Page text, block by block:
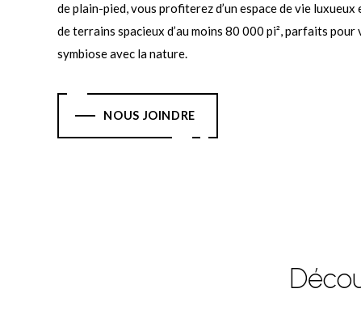
de plain-pied, vous profiterez d’un espace de vie
de terrains spacieux d’au moins 80 000 pi², parfaits
symbiose avec la nature.
NOUS JOINDRE